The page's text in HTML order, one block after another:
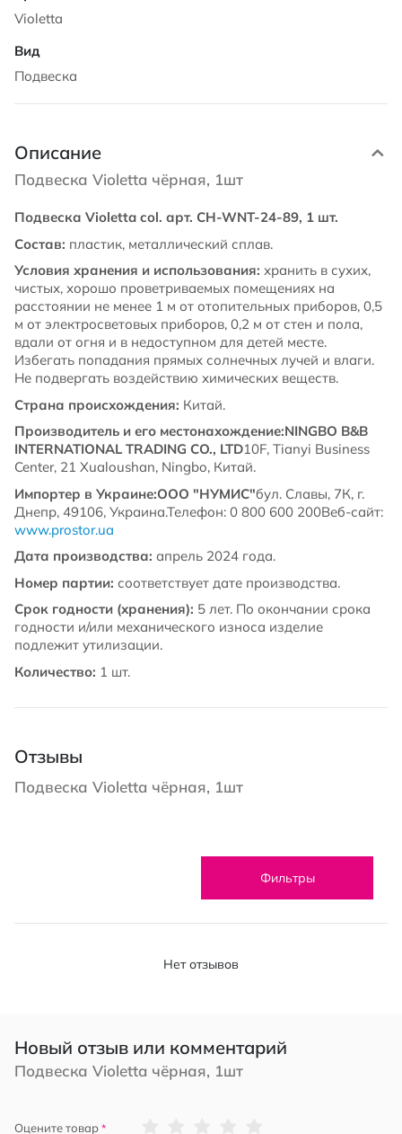
Violetta
Подвеска
Описание
Подвеска Violetta чёрная, 1шт
Подвеска Violetta col. арт. CH-WNT-24-89, 1 шт.
Состав: пластик, металлический сплав.
Условия хранения и использования: хранить в сухих,
чистых, хорошо проветриваемых помещениях на
расстоянии не менее 1 м от отопительных приборов, 0,5
м от электросветовых приборов, 0,2 м от стен и пола,
вдали от огня и в недоступном для детей месте.
Избегать попадания прямых солнечных лучей и влаги.
Не подвергать воздействию химических веществ.
Страна происхождения: Китай.
Производитель и его местонахождение:NINGBO B&B
INTERNATIONAL TRADING CO., LTD10F, Tianyi Business
Center, 21 Xualoushan, Ningbo, Китай.
Импортер в Украине:ООО "НУМИС"бул. Славы, 7К, г.
Днепр, 49106, Украина.Телефон: 0 800 600 200Веб-сайт:
www.prostor.ua
Дата производства: апрель 2024 года.
Номер партии: соответствует дате производства.
Срок годности (хранения): 5 лет. По окончании срока
годности и/или механического износа изделие
подлежит утилизации.
Количество: 1 шт.
Отзывы
Подвеска Violetta чёрная, 1шт
Фильтры
Нет отзывов
Новый отзыв или комментарий
Подвеска Violetta чёрная, 1шт
Оцените товар